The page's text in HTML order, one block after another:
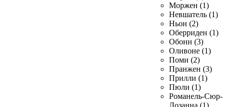
Моржен (1)
Невшатель (1)
Ньон (2)
Оберриден (1)
Обонн (3)
Оливоне (1)
Поми (2)
Пранжен (3)
Прилли (1)
Пюли (1)
Романель-Сюр-
Лозанна (1)